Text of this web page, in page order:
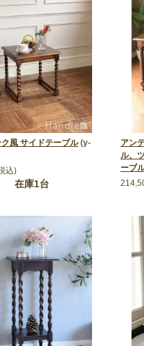
風 サイドテーブル (y-
込)
在庫1台
アン
ル、
ーブ